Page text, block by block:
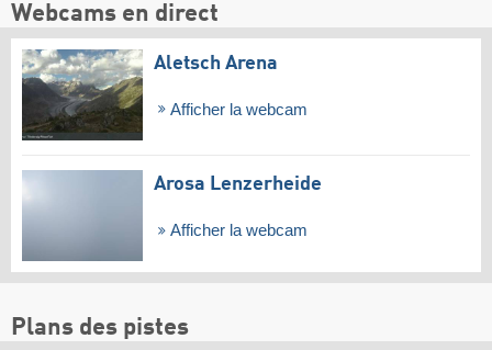
Webcams en direct
Aletsch Arena
Afficher la webcam
Arosa Lenzerheide
Afficher la webcam
Plans des pistes